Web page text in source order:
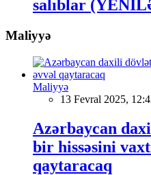
salıblar
Maliyyə
Maliyyə
13 Fevral 2025,
Azərbaycan
bir hissəsini
qaytaracaq